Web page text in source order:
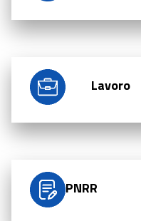
Lavoro
PNRR